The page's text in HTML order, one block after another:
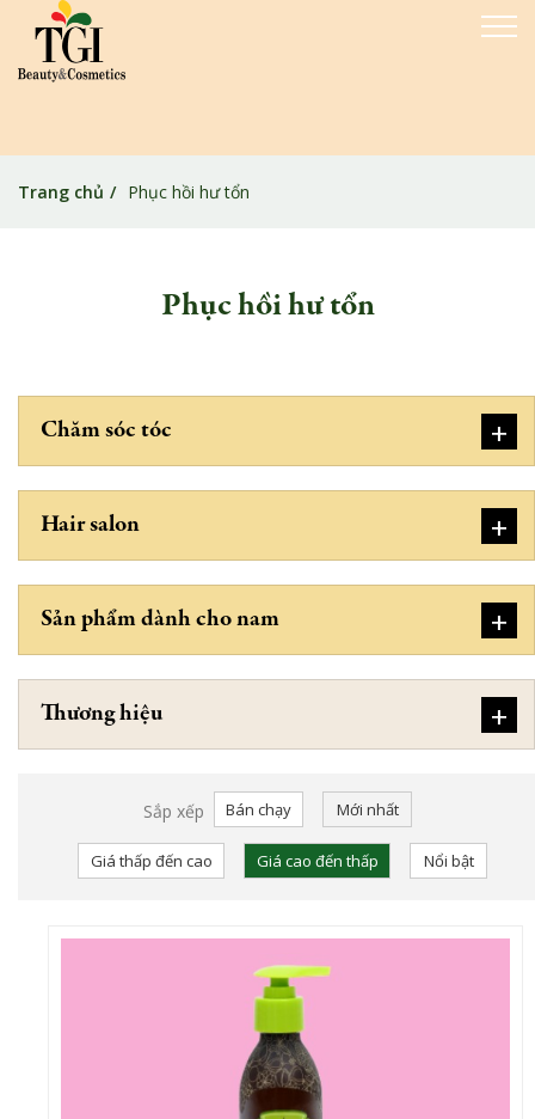
Trang chủ Phục hồi hư tổn
Phục hồi hư tổn
Chăm sóc tóc +
Hair salon +
Sản phẩm dành cho nam +
Thương hiệu +
Sắp xếp Bán chạy Mới nhất
Giá thấp đến cao Giá cao đến thấp Nổi bật